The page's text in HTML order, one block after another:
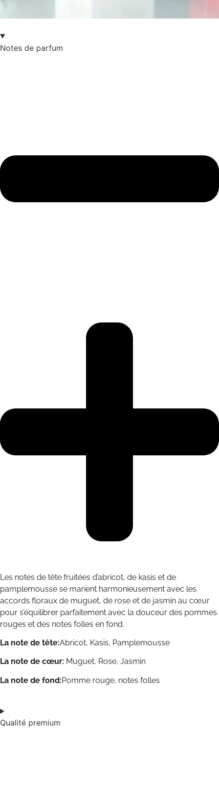
Notes de parfum
Les notes de tête fruitées d’abricot, de kasis et de
pamplemousse se marient harmonieusement avec les
accords floraux de muguet, de rose et de jasmin au cœur
pour s’équilibrer parfaitement avec la douceur des pommes
rouges et des notes folles en fond.
La note de tête:Abricot, Kasis, Pamplemousse
La note de cœur: Muguet, Rose, Jasmin
La note de fond:Pomme rouge, notes folles
Qualité premium